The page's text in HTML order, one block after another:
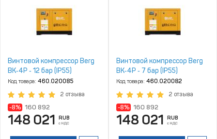
Винтовой компрессор Berg
ВК‑4Р ‑ 12 бар (IP55)
Код товара: 460.020085
2 отзыва
-8% 160 892
148 021 RUB
с НДС
Винтовой компрессор Berg
ВК‑4Р ‑ 7 бар (IP55)
Код товара: 460.020082
2 отзыва
-8% 160 892
148 021 RUB
с НДС